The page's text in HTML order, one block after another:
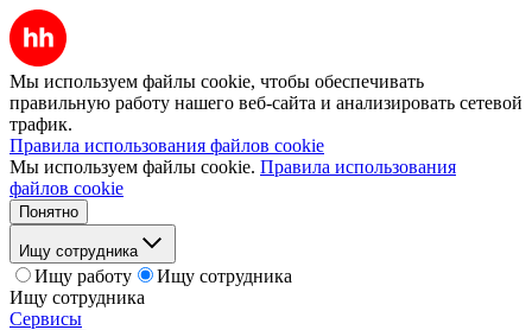
Мы используем файлы cookie, чтобы обеспечивать
правильную работу нашего веб-сайта и анализировать сетевой
трафик.
Правила использования файлов cookie
Мы используем файлы cookie. Правила использования
файлов cookie
Понятно
Ищу сотрудника
Ищу работу
Ищу сотрудника
Ищу сотрудника
Сервисы